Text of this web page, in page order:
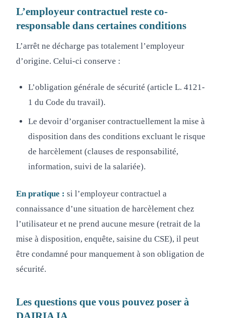
L’employeur contractuel reste co-
responsable dans certaines conditions
L’arrêt ne décharge pas totalement l’employeur
d’origine. Celui-ci conserve :
L’obligation générale de sécurité (article L. 4121-
1 du Code du travail).
Le devoir d’organiser contractuellement la mise à
disposition dans des conditions excluant le risque
de harcèlement (clauses de responsabilité,
information, suivi de la salariée).
En pratique : si l’employeur contractuel a
connaissance d’une situation de harcèlement chez
l’utilisateur et ne prend aucune mesure (retrait de la
mise à disposition, enquête, saisine du CSE), il peut
être condamné pour manquement à son obligation de
sécurité.
Les questions que vous pouvez poser à